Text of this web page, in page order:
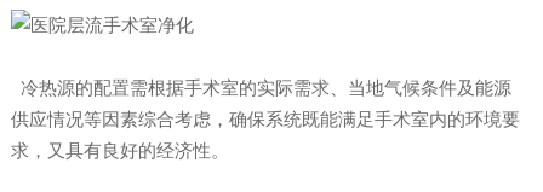
冷热源的配置需根据手术室的实际需求、当地气候条件及能源
供应情况等因素综合考虑，确保系统既能满足手术室内的环境要
求，又具有良好的经济性。